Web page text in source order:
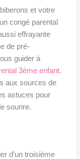
et votre
congé parental
effrayante
de pré-
guider à
3ème enfant.
aux sources de
astuces pour
sourire.
d’un troisième